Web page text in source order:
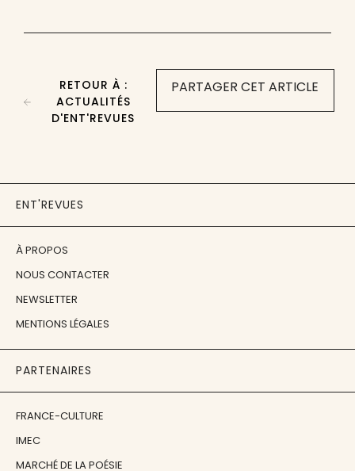
PARTAGER CET ARTICLE
RETOUR À :
ACTUALITÉS
D'ENT'REVUES
ENT'REVUES
À PROPOS
NOUS CONTACTER
NEWSLETTER
MENTIONS LÉGALES
PARTENAIRES
FRANCE-CULTURE
IMEC
MARCHÉ DE LA POÉSIE